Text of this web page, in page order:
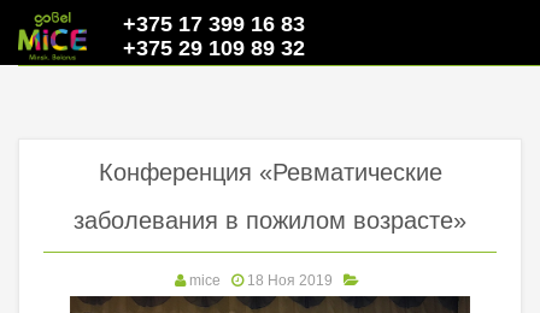
+375 17 399 16 83
+375 29 109 89 32
Конференция «Ревматические
заболевания в пожилом возрасте»
mice 18 Ноя 2019